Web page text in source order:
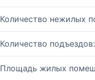
Количество нежилых
Количество подъездов:
Площадь жилых